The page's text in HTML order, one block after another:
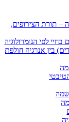
– תורת הצירופים,
לפי הנומרולוגיה
בין אנרגיה חולפת